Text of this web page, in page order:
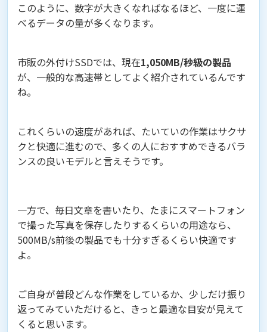
このように、数字が大きくなればなるほど、一度に運
べるデータの量が多くなります。
市販の外付けSSDでは、現在1,050MB/秒級の製品
が、一般的な高速帯としてよく紹介されているんです
ね。
これくらいの速度があれば、たいていの作業はサクサ
クと快適に進むので、多くの人におすすめできるバラ
ンスの良いモデルと言えそうです。
一方で、毎日文章を書いたり、たまにスマートフォン
で撮った写真を保存したりするくらいの用途なら、
500MB/s前後の製品でも十分すぎるくらい快適です
よ。
ご自身が普段どんな作業をしているか、少しだけ振り
返ってみていただけると、きっと最適な目安が見えて
くると思います。